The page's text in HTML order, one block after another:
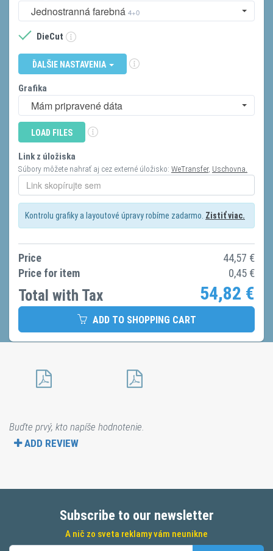
Jednostranná farebná 4+0
DieCut
ĎALŠIE NASTAVENIA
Grafika
Mám pripravené dáta
LOAD FILES
Link z úložiska
Súbory môžete nahrať aj cez externé úložisko: WeTransfer, Uschovna.
Kontrolu grafiky a layoutové úpravy robíme zadarmo. Zistiť viac.
Price 44,57 €
Price for item
0,45 €
Total with Tax 54,82 €
ADD TO SHOPPING CART
Buďte prvý, kto napíše hodnotenie.
ADD REVIEW
Subscribe to our newsletter
A nič zo sveta reklamy vám neunikne